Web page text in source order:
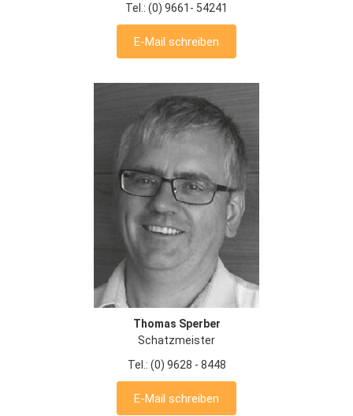
Tel.: (0) 9661- 54241
E-Mail schreiben
Thomas Sperber
Schatzmeister
Tel.: (0) 9628 - 8448
E-Mail schreiben